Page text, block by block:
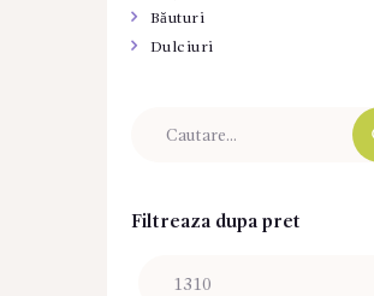
Băuturi
Dulciuri
Filtreaza dupa pret
minim